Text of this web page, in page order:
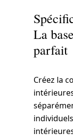
maintenant
La
parfait
Créez la